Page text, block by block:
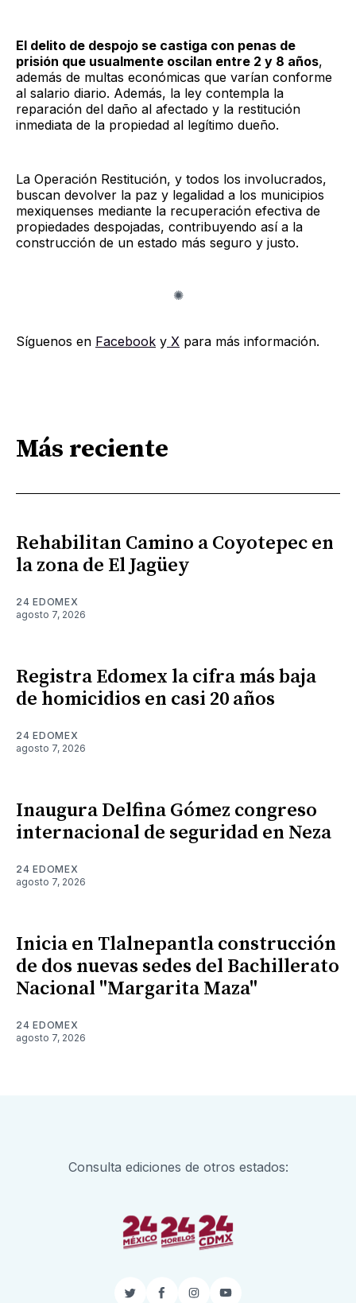
El delito de despojo se castiga con penas de
prisión que usualmente oscilan entre 2 y 8 años,
además de multas económicas que varían conforme
al salario diario. Además, la ley contempla la
reparación del daño al afectado y la restitución
inmediata de la propiedad al legítimo dueño.
La Operación Restitución, y todos los involucrados,
buscan devolver la paz y legalidad a los municipios
mexiquenses mediante la recuperación efectiva de
propiedades despojadas, contribuyendo así a la
construcción de un estado más seguro y justo.
Síguenos en Facebook y X para más información.
Más reciente
Rehabilitan Camino a Coyotepec en
la zona de El Jagüey
24 EDOMEX
agosto 7, 2026
Registra Edomex la cifra más baja
de homicidios en casi 20 años
24 EDOMEX
agosto 7, 2026
Inaugura Delfina Gómez congreso
internacional de seguridad en Neza
24 EDOMEX
agosto 7, 2026
Inicia en Tlalnepantla construcción
de dos nuevas sedes del Bachillerato
Nacional "Margarita Maza"
24 EDOMEX
agosto 7, 2026
Consulta ediciones de otros estados:
TwitterFacebook
InstagramYouTube